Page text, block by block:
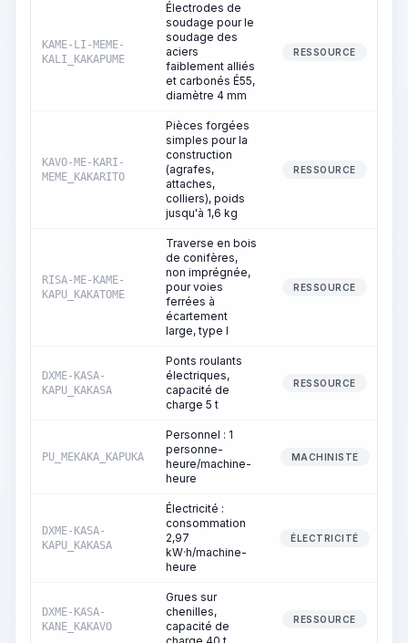
KAME-LI-MEME-
KALI_KAKAPUME
Électrodes de
soudage pour le
soudage des
aciers
faiblement alliés
et carbonés É55,
diamètre 4 mm
RESSOURCE
KAVO-ME-KARI-
MEME_KAKARITO
Pièces forgées
simples pour la
construction
(agrafes,
attaches,
colliers), poids
jusqu'à 1,6 kg
RESSOURCE
RISA-ME-KAME-
KAPU_KAKATOME
Traverse en bois
de conifères,
non imprégnée,
pour voies
ferrées à
écartement
large, type I
RESSOURCE
DXME-KASA-
KAPU_KAKASA
Ponts roulants
électriques,
capacité de
charge 5 t
RESSOURCE
PU_MEKAKA_KAPUKA
Personnel : 1
personne-
heure/machine-
heure
MACHINISTE
DXME-KASA-
KAPU_KAKASA
Électricité :
consommation
2,97
kW·h/machine-
heure
ÉLECTRICITÉ
DXME-KASA-
KANE_KAKAVO
Grues sur
chenilles,
capacité de
RESSOURCE